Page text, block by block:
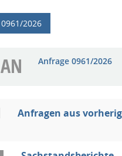
0961/2026
AN Anfrage 0961/2026
Anfragen aus